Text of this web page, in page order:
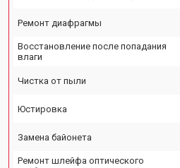
Ремонт диафрагмы
Восстановление после попадания
влаги
Чистка от пыли
Юстировка
Замена байонета
Ремонт шлейфа оптического